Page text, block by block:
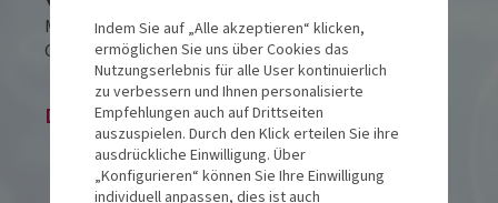
Montfort das Hotel
Galuragasse 7,6800Feldkirch
Die Veranstaltung ist beendet.
Indem Sie auf „Alle akzeptieren“ klicken,
ermöglichen Sie uns über Cookies das
Nutzungserlebnis für alle User kontinuierlich
zu verbessern und Ihnen personalisierte
Empfehlungen auch auf Drittseiten
auszuspielen. Durch den Klick erteilen Sie ihre
ausdrückliche Einwilligung. Über
„Konfigurieren“ können Sie Ihre Einwilligung
individuell anpassen, dies ist auch